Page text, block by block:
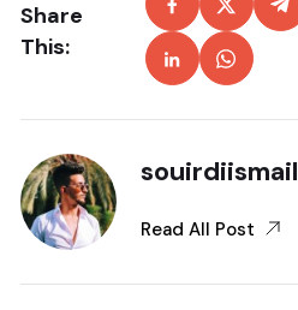
Share
This:
souirdiismail
Read All Post